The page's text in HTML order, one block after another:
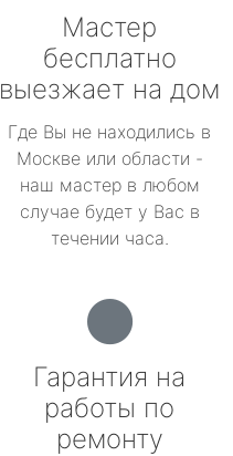
Мастер
бесплатно
выезжает на дом
Где Вы не находились в
Москве или области -
наш мастер в любом
случае будет у Вас в
течении часа.
Гарантия на
работы по
ремонту